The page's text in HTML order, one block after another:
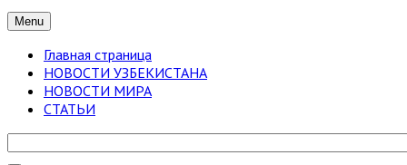
Menu
Главная страница
НОВОСТИ УЗБЕКИСТАНА
НОВОСТИ МИРА
СТАТЬИ